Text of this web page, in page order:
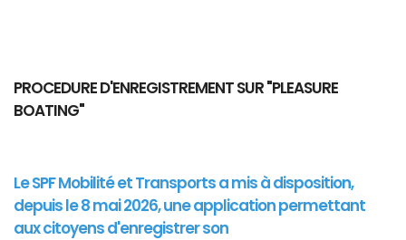
PROCEDURE D'ENREGISTREMENT SUR "PLEASURE
BOATING"
Le SPF Mobilité et Transports a mis à disposition,
depuis le 8 mai 2026, une application permettant
aux citoyens d'enregistrer son